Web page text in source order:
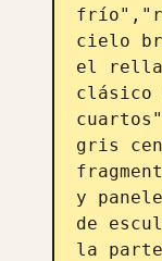
cielo
el
clásico
gris
y
de
la